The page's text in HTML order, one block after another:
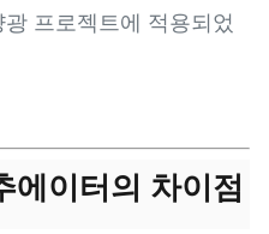
프로젝트에 적용되었
에이터의 차이점